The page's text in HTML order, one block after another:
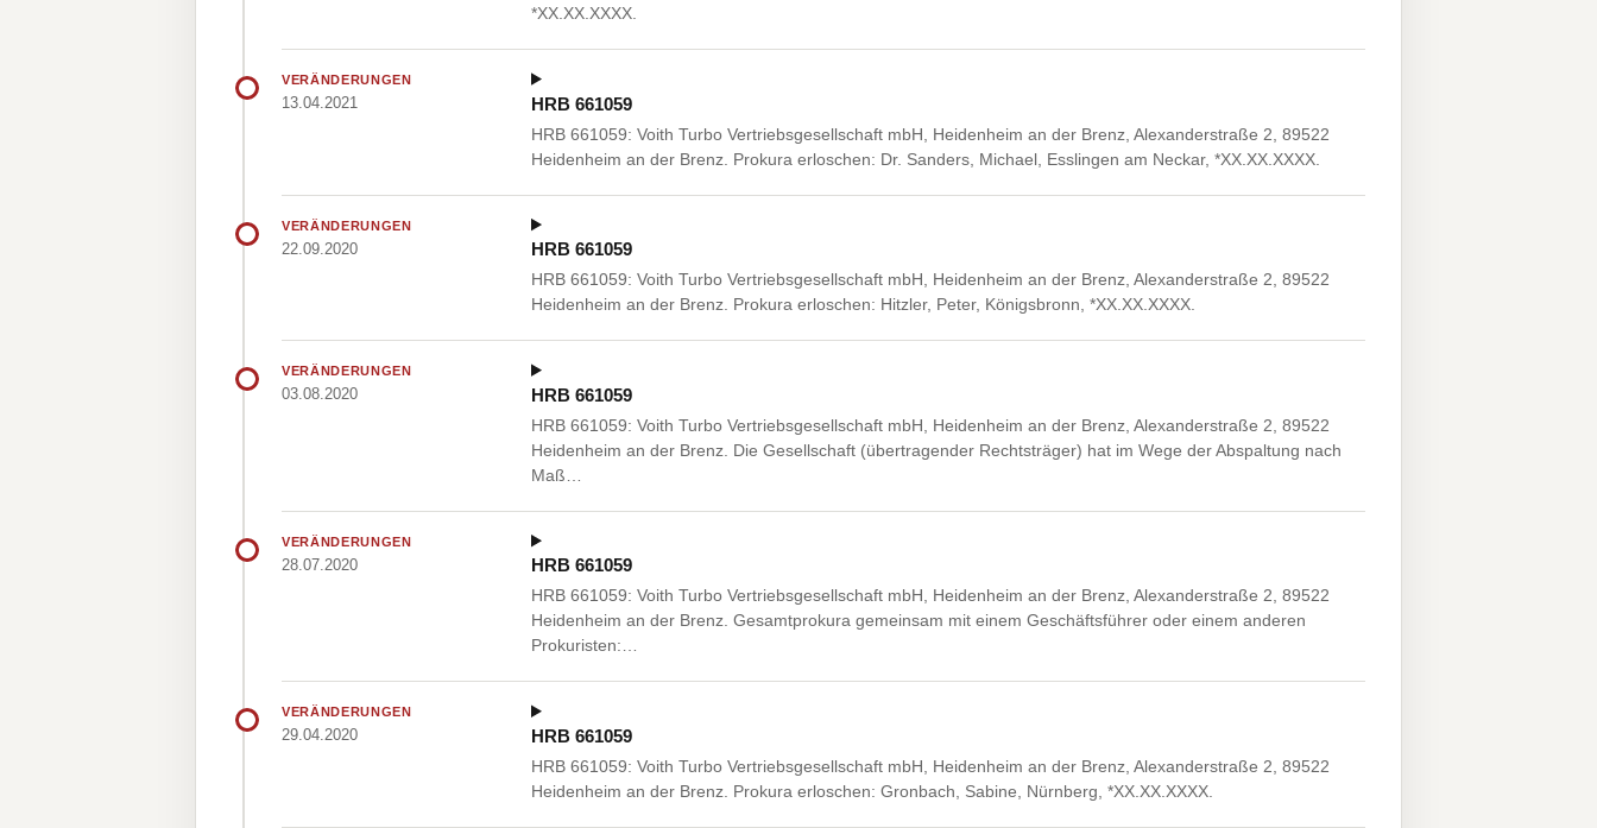
*XX.XX.XXXX.
VERÄNDERUNGEN
13.04.2021 HRB 661059
HRB 661059: Voith Turbo Vertriebsgesellschaft mbH, Heidenheim an der Brenz, Alexanderstraße 2, 89522
Heidenheim an der Brenz. Prokura erloschen: Dr. Sanders, Michael, Esslingen am Neckar, *XX.XX.XXXX.
VERÄNDERUNGEN
22.09.2020 HRB 661059
HRB 661059: Voith Turbo Vertriebsgesellschaft mbH, Heidenheim an der Brenz, Alexanderstraße 2, 89522
Heidenheim an der Brenz. Prokura erloschen: Hitzler, Peter, Königsbronn, *XX.XX.XXXX.
VERÄNDERUNGEN
03.08.2020 HRB 661059
HRB 661059: Voith Turbo Vertriebsgesellschaft mbH, Heidenheim an der Brenz, Alexanderstraße 2, 89522
Heidenheim an der Brenz. Die Gesellschaft (übertragender Rechtsträger) hat im Wege der Abspaltung nach
Maß…
VERÄNDERUNGEN
28.07.2020 HRB 661059
HRB 661059: Voith Turbo Vertriebsgesellschaft mbH, Heidenheim an der Brenz, Alexanderstraße 2, 89522
Heidenheim an der Brenz. Gesamtprokura gemeinsam mit einem Geschäftsführer oder einem anderen
Prokuristen:…
VERÄNDERUNGEN
29.04.2020 HRB 661059
HRB 661059: Voith Turbo Vertriebsgesellschaft mbH, Heidenheim an der Brenz, Alexanderstraße 2, 89522
Heidenheim an der Brenz. Prokura erloschen: Gronbach, Sabine, Nürnberg, *XX.XX.XXXX.